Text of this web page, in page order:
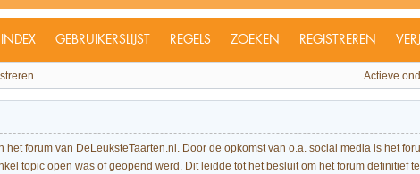
INDEX GEBRUIKERSLIJST REGELS ZOEKEN REGISTREREN
Actieve
het forum van DeLeuksteTaarten.nl. Door de opkomst van o.a. social media is het
topic open was of geopend werd. Dit leidde tot het besluit om het forum definitief